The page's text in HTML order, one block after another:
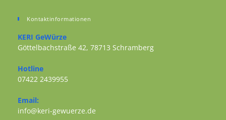
Kontaktinformationen
KERI GeWürze
Göttelbachstraße 42, 78713 Schramberg
Hotline
07422 2439955
Email:
info@keri-gewuerze.de